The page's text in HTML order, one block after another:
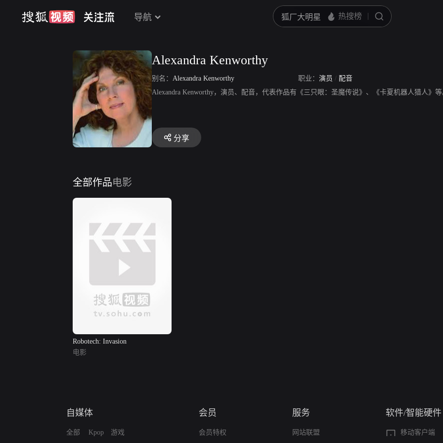
导航
Alexandra Kenworthy
别名： Alexandra Kenworthy 职业： 演员 / 配音
Alexandra Kenworthy，演员、配音，代表作品有《三只眼：圣魔传说》、《卡夏机器人猎人》
分享
全部作品电影
Robotech: Invasion
电影
自媒体
全部 Kpop 游戏
会员
会员特权
服务
网站联盟
软件/智能硬件
移动客户端